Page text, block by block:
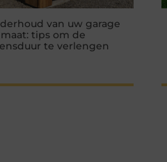
van uw garage
tips om de
te verlengen